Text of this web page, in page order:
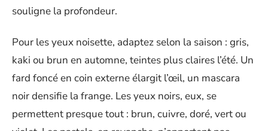
souligne la profondeur.
Pour les yeux noisette, adaptez selon la saison : gris,
kaki ou brun en automne, teintes plus claires l’été. Un
fard foncé en coin externe élargit l’œil, un mascara
noir densifie la frange. Les yeux noirs, eux, se
permettent presque tout : brun, cuivre, doré, vert ou